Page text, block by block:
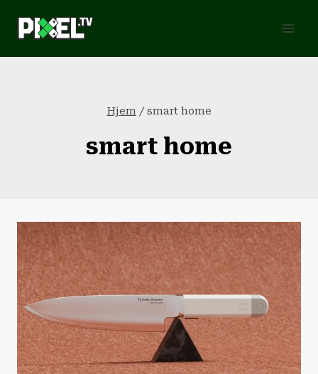
Hjem / smart home
smart home